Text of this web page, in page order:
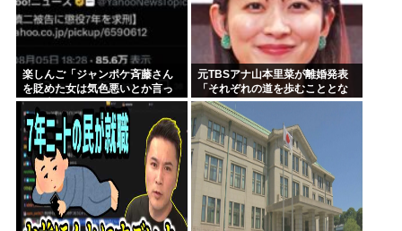
楽しんご「ジャンポケ斉藤さん
を貶めた女は気色悪いとか言っ
てる癖にフェラするとか口だけ
は素直なんだな！週刊誌から金
もらってるだろ」
元TBSアナ山本里菜が離婚発表
「それぞれの道を歩むこととな
りました」